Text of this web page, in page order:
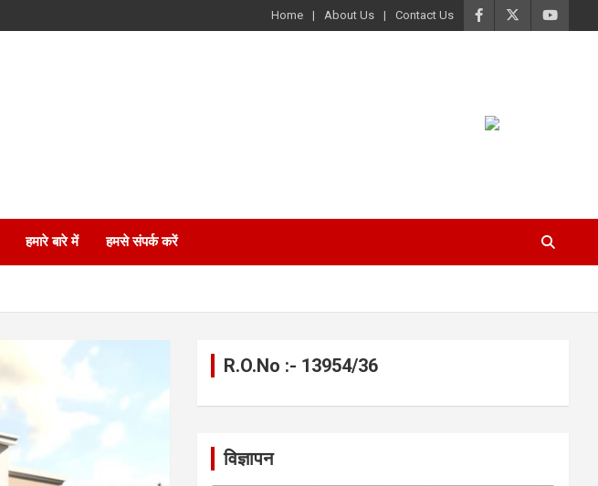
Home About Us Contact Us
हमारे बारे में हमसे संपर्क करें
R.O.No :- 13954/36
विज्ञापन